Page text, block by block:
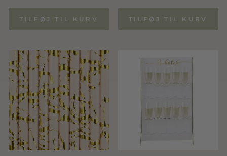
TILFØJ TIL KURV TILFØJ TIL KURV